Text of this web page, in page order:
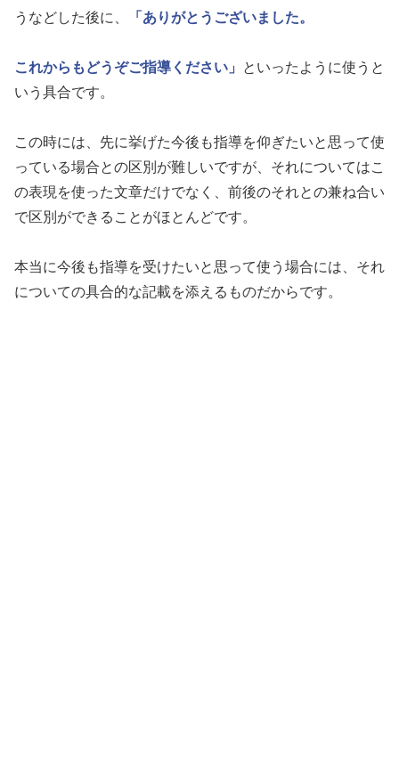
うなどした後に、
「ありがとうございました。
これからもどうぞご指導ください」
といったように使うと
いう具合です。
この時には、先に挙げた今後も指導を仰ぎたいと思って使
っている場合との区別が難しいですが、それについてはこ
の表現を使った文章だけでなく、前後のそれとの兼ね合い
で区別ができることがほとんどです。
本当に今後も指導を受けたいと思って使う場合には、それ
についての具合的な記載を添えるものだからです。